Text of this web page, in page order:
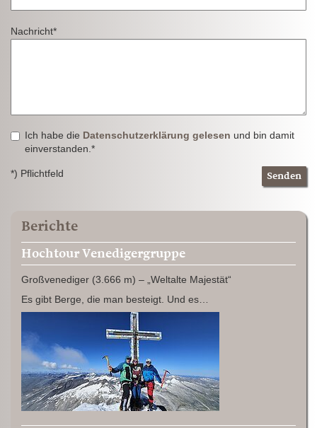
Nachricht*
Ich habe die Datenschutzerklärung gelesen und bin damit
einverstanden.*
*) Pflichtfeld Senden
Berichte
Hochtour Venedigergruppe
Großvenediger (3.666 m) – „Weltalte Majestät“
Es gibt Berge, die man besteigt. Und es…